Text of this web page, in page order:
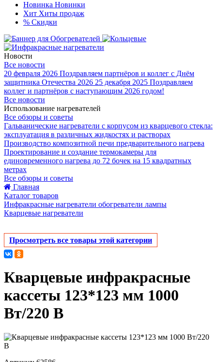
Новинка Новинки
Хит Хиты продаж
% Скидки
Новости
Все новости
20 февраля 2026 Поздравляем партнёров и коллег с Днём
защитника Отечества 2026 25 декабря 2025 Поздравляем
коллег и партнёров с наступающим 2026 годом!
Все новости
Использование нагревателей
Все обзоры и советы
Гальванические нагреватели с корпусом из кварцевого стекла:
эксплуатация в различных жидкостях и растворах
Производство композитной печи предварительного нагрева
Проектирование и создание термокамеры для
единовременного нагрева до 72 бочек на 15 квадратных
метрах
Все обзоры и советы
Главная
Каталог товаров
Инфракрасные нагреватели обогреватели лампы
Кварцевые нагреватели
Просмотреть все товары этой категории
Кварцевые инфракрасные
кассеты 123*123 мм 1000
Вт/220 В